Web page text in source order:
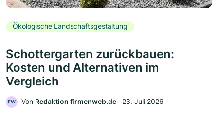
Ökologische Landschaftsgestaltung
Schottergarten zurückbauen:
Kosten und Alternativen im
Vergleich
FW Von Redaktion firmenweb.de ‧ 23. Juli 2026